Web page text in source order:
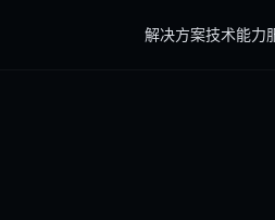
解决方案技术能力